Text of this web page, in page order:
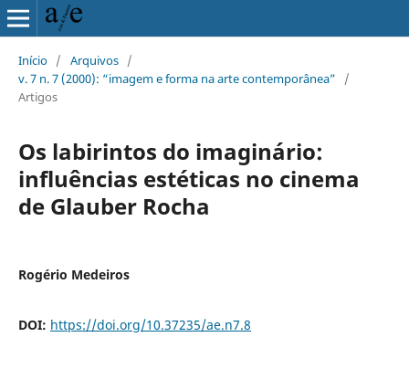
Início / Arquivos /
v. 7 n. 7 (2000): “imagem e forma na arte contemporânea”
/
Artigos
Os labirintos do imaginário:
influências estéticas no cinema
de Glauber Rocha
Rogério Medeiros
DOI: https://doi.org/10.37235/ae.n7.8